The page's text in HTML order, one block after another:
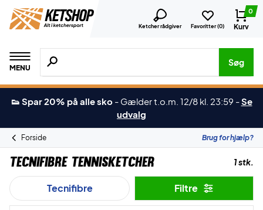
Ketcher rådgiver Favoritter (0)
0
Kurv
MENU
Søg efter produkter, mærker etc.
Søg
👟 Spar 20% på alle sko - Gælder t.o.m. 12/8 kl. 23:59 -Se
udvalg
Forside Brug for hjælp?
Tecnifibre Tennisketcher 1 stk.
Tecnifibre Filtre